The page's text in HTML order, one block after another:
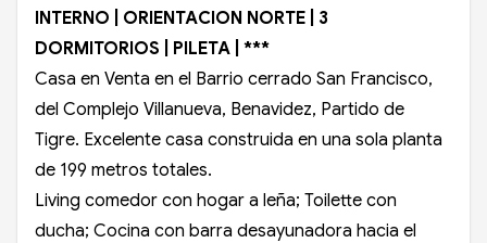
INTERNO | ORIENTACION NORTE | 3
DORMITORIOS | PILETA | ***
Casa en Venta en el Barrio cerrado San Francisco,
del Complejo Villanueva, Benavidez, Partido de
Tigre. Excelente casa construida en una sola planta
de 199 metros totales.
Living comedor con hogar a leña; Toilette con
ducha; Cocina con barra desayunadora hacia el